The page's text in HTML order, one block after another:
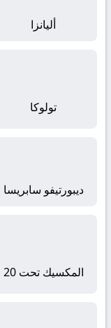
أليانزا
تولوكا
ديبورتيفو سابريسا
المكسيك تحت 20